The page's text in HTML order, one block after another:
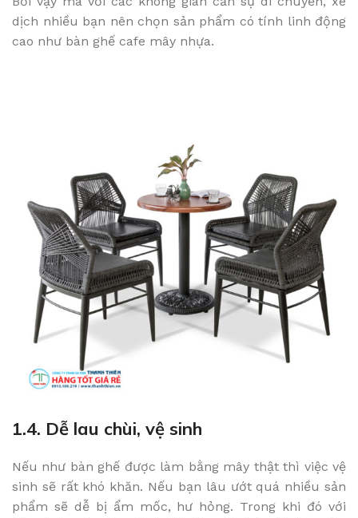
dịch nhiều bạn nên chọn sản phẩm có tính linh động
cao như bàn ghế cafe mây nhựa.
1.4. Dễ lau chùi, vệ sinh
Nếu như bàn ghế được làm bằng mây thật thì việc vệ
sinh sẽ rất khó khăn. Nếu bạn lâu ướt quá nhiều sản
phẩm sẽ dễ bị ẩm mốc, hư hỏng. Trong khi đó với